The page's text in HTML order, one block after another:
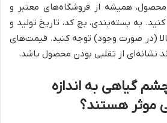
محصول، همیشه از فروشگاه‌های معتبر و
به بسته‌بندی، بچ کد، تاریخ تولید و
(در صورت وجود) توجه کنید. قیمت‌های
نشانه‌ای از تقلبی بودن محصول باشد.
گیاهی به اندازه
موثر هستند؟